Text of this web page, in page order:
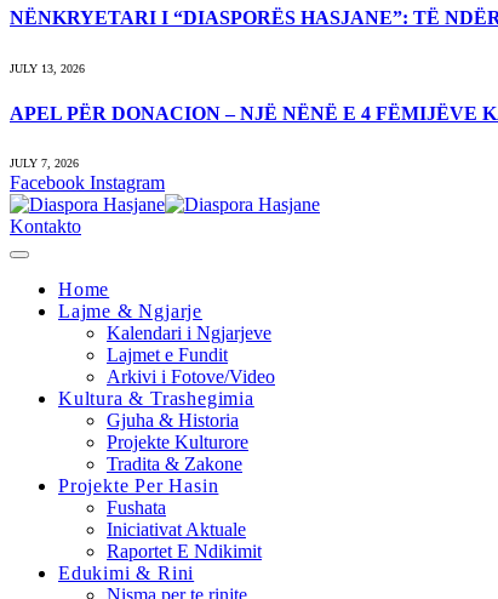
NËNKRYETARI I “DIASPORËS HASJANE”: TË
JULY 13, 2026
APEL PËR DONACION – NJË NËNË E 4 FËMIJËVE
JULY 7, 2026
Facebook Instagram
Kontakto
Home
Lajme & Ngjarje
Kalendari i Ngjarjeve
Lajmet e Fundit
Arkivi i Fotove/Video
Kultura & Trashegimia
Gjuha & Historia
Projekte Kulturore
Tradita & Zakone
Projekte Per Hasin
Fushata
Iniciativat Aktuale
Raportet E Ndikimit
Edukimi & Rini